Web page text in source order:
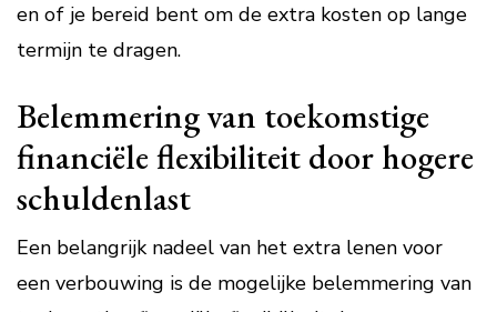
en of je bereid bent om de extra kosten op lange
termijn te dragen.
Belemmering van toekomstige
financiële flexibiliteit door hogere
schuldenlast
Een belangrijk nadeel van het extra lenen voor
een verbouwing is de mogelijke belemmering van